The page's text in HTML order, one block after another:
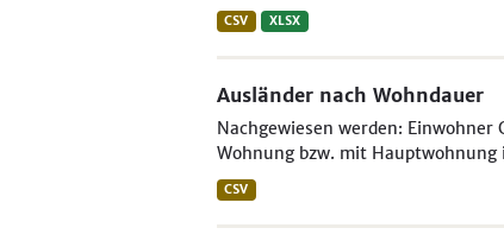
CSV XLSX
Ausländer nach Wohndauer
Nachgewiesen werden:
Wohnung bzw. mit Hauptwohnung
CSV